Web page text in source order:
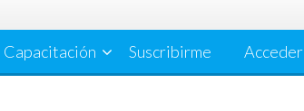
Capacitación Suscribirme Acceder